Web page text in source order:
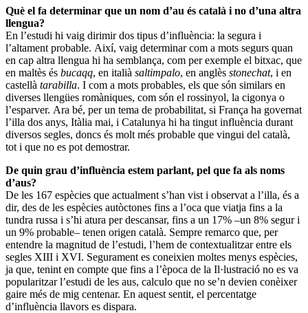
Què el fa determinar que un nom d’au és català i no d’una altra
llengua?
En l’estudi hi vaig dirimir dos tipus d’influència: la segura i
l’altament probable. Així, vaig determinar com a mots segurs quan
en cap altra llengua hi ha semblança, com per exemple el bitxac, que
en maltès és bucaqq, en italià saltimpalo, en anglès stonechat, i en
castellà tarabilla. I com a mots probables, els que són similars en
diverses llengües romàniques, com són el rossinyol, la cigonya o
l’esparver. Ara bé, per un tema de probabilitat, si França ha governat
l’illa dos anys, Itàlia mai, i Catalunya hi ha tingut influència durant
diversos segles, doncs és molt més probable que vingui del català,
tot i que no es pot demostrar.
De quin grau d’influència estem parlant, pel que fa als noms
d’aus?
De les 167 espècies que actualment s’han vist i observat a l’illa, és a
dir, des de les espècies autòctones fins a l’oca que viatja fins a la
tundra russa i s’hi atura per descansar, fins a un 17% –un 8% segur i
un 9% probable– tenen origen català. Sempre remarco que, per
entendre la magnitud de l’estudi, l’hem de contextualitzar entre els
segles XIII i XVI. Segurament es coneixien moltes menys espècies,
ja que, tenint en compte que fins a l’època de la Il·lustració no es va
popularitzar l’estudi de les aus, calculo que no se’n devien conèixer
gaire més de mig centenar. En aquest sentit, el percentatge
d’influència llavors es dispara.